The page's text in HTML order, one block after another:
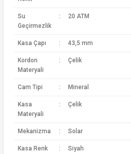
Su
Geçirmezlik
: 20 ATM
Kasa Çapı : 43,5 mm
Kordon
Materyali
: Çelik
Cam Tipi : Mineral
Kasa
Materyali
: Çelik
Mekanizma : Solar
Kasa Renk : Siyah